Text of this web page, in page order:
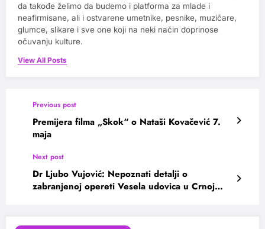
da takođe želimo da budemo i platforma za mlade i
neafirmisane, ali i ostvarene umetnike, pesnike, muzičare,
glumce, slikare i sve one koji na neki način doprinose
očuvanju kulture.
View All Posts
Previous post
Premijera filma „Skok“ o Nataši Kovačević 7.
maja
Next post
Dr Ljubo Vujović: Nepoznati detalji o
zabranjenoj opereti Vesela udovica u Crnoj